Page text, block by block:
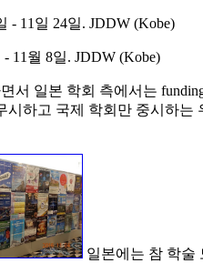
- 11일 24일. JDDW (Kobe)
- 11월 8일. JDDW (Kobe)
서 일본 학회 측에서는
시하고 국제 학회만 중시하
일본에는 참 학술